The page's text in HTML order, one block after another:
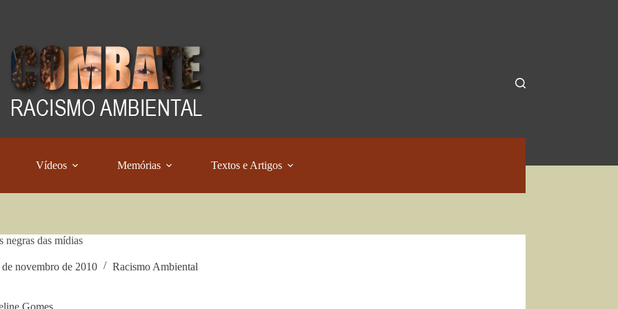
Vídeos Memórias Textos e Artigos
negras das mídias
de novembro de 2010 Racismo Ambiental
Gomes